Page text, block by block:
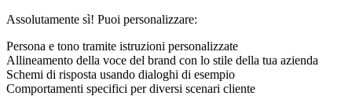
Assolutamente sì! Puoi personalizzare:
Persona e tono tramite istruzioni personalizzate
Allineamento della voce del brand con lo stile della tua azienda
Schemi di risposta usando dialoghi di esempio
Comportamenti specifici per diversi scenari cliente